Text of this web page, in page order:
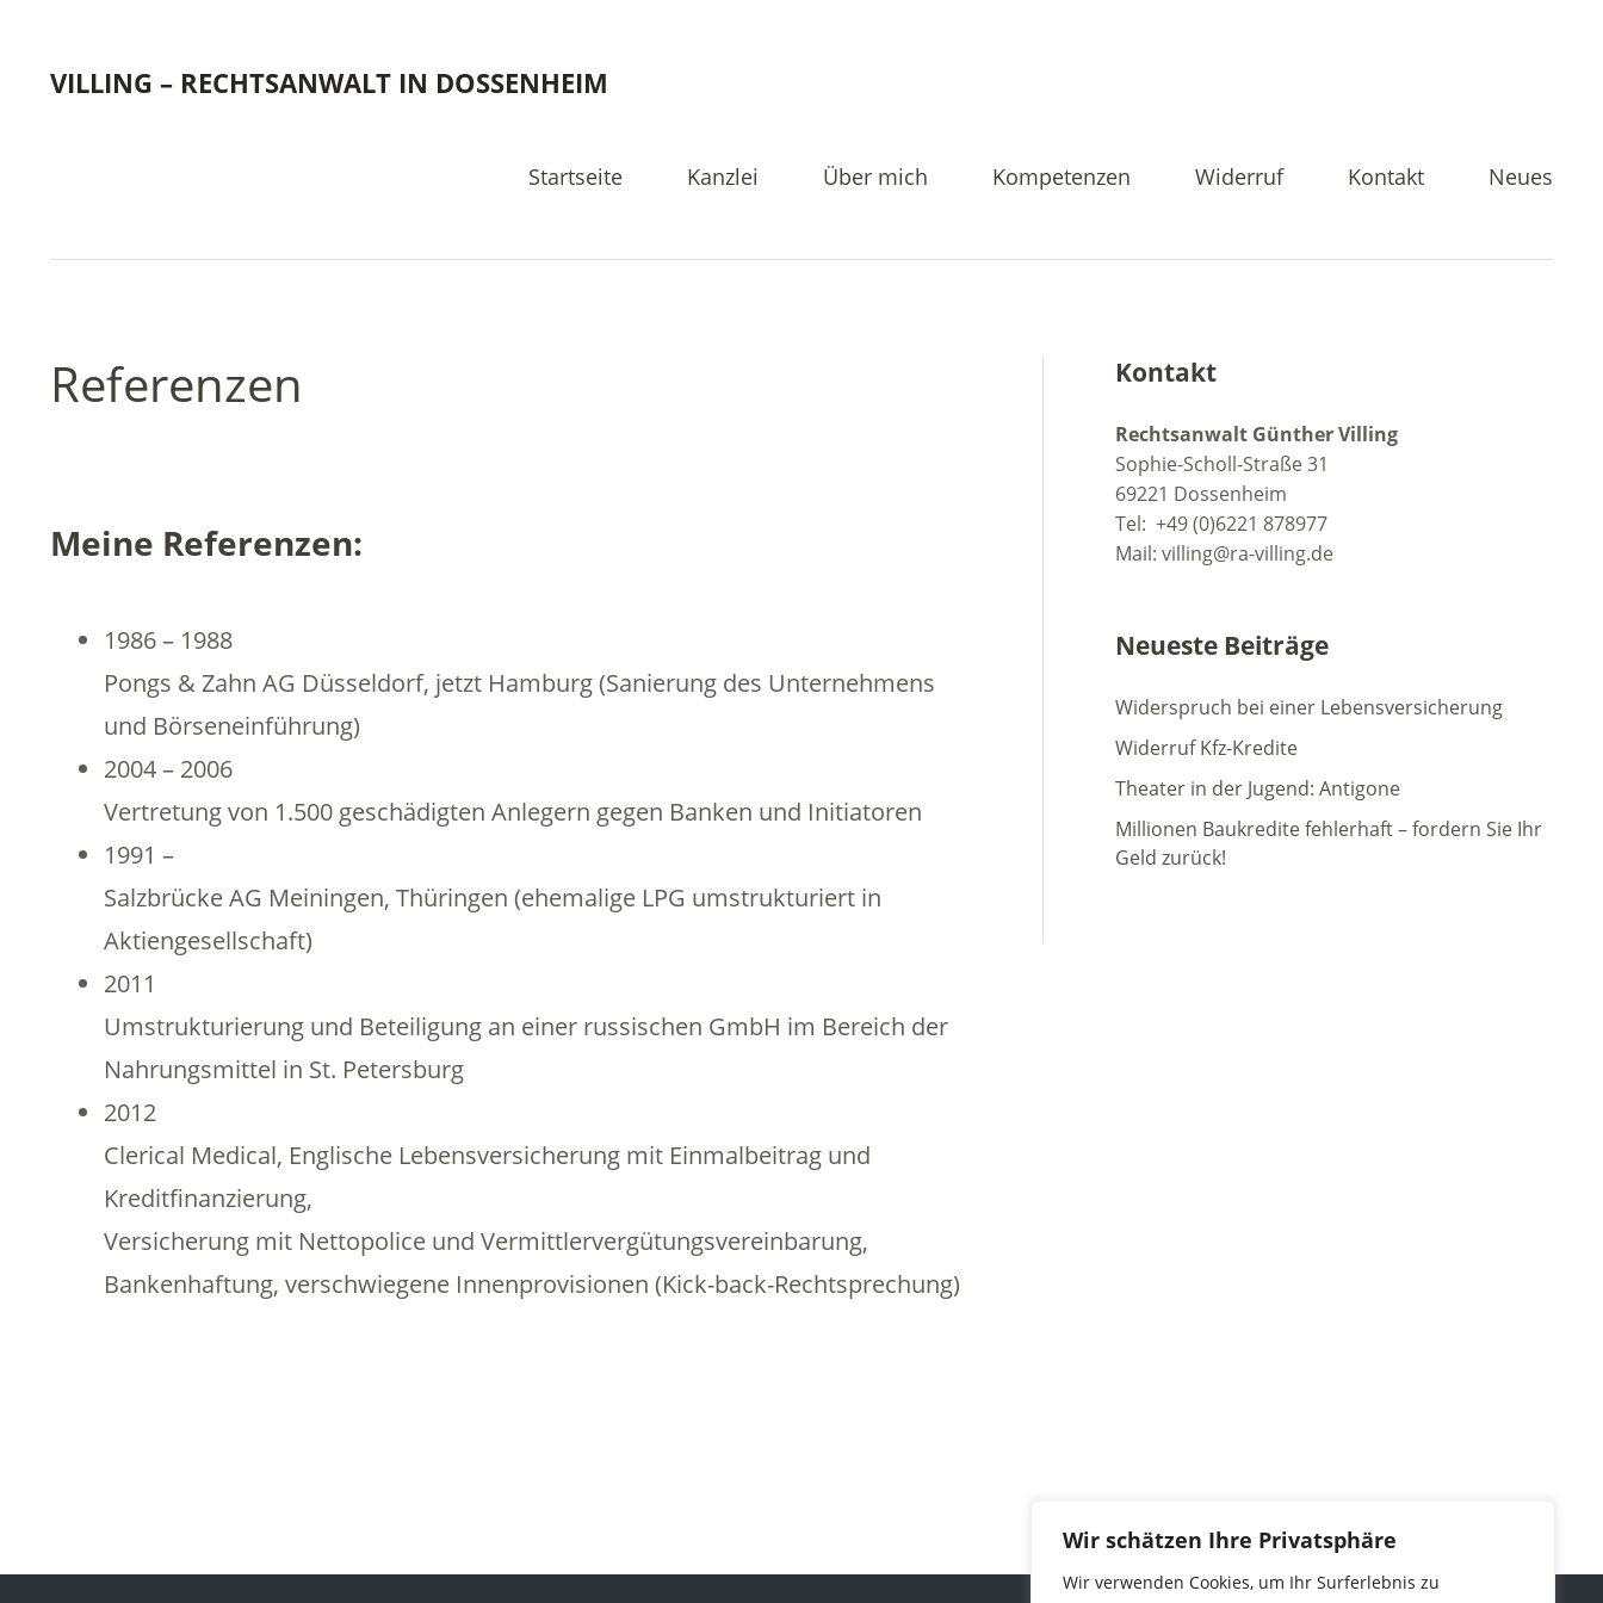
Wir schätzen Ihre Privatsphäre
Wir verwenden Cookies, um Ihr Surferlebnis zu
VILLING – RECHTSANWALT IN DOSSENHEIM
Startseite Kanzlei Über mich Kompetenzen Widerruf Kontakt Neues
Referenzen
Meine Referenzen:
1986 – 1988
Pongs & Zahn AG Düsseldorf, jetzt Hamburg (Sanierung des Unternehmens
und Börseneinführung)
2004 – 2006
Vertretung von 1.500 geschädigten Anlegern gegen Banken und Initiatoren
1991 –
Salzbrücke AG Meiningen, Thüringen (ehemalige LPG umstrukturiert in
Aktiengesellschaft)
2011
Umstrukturierung und Beteiligung an einer russischen GmbH im Bereich der
Nahrungsmittel in St. Petersburg
2012
Clerical Medical, Englische Lebensversicherung mit Einmalbeitrag und
Kreditfinanzierung,
Versicherung mit Nettopolice und Vermittlervergütungsvereinbarung,
Bankenhaftung, verschwiegene Innenprovisionen (Kick-back-Rechtsprechung)
Kontakt
Rechtsanwalt Günther Villing
Sophie-Scholl-Straße 31
69221 Dossenheim
Tel: +49 (0)6221 878977
Mail: villing@ra-villing.de
Neueste Beiträge
Widerspruch bei einer Lebensversicherung
Widerruf Kfz-Kredite
Theater in der Jugend: Antigone
Millionen Baukredite fehlerhaft – fordern Sie Ihr
Geld zurück!